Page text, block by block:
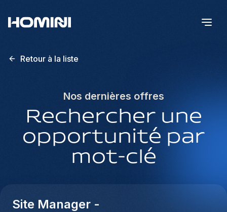
Retour à la liste
Nos dernières offres
Rechercher une
opportunité par
mot-clé
Site Manager -